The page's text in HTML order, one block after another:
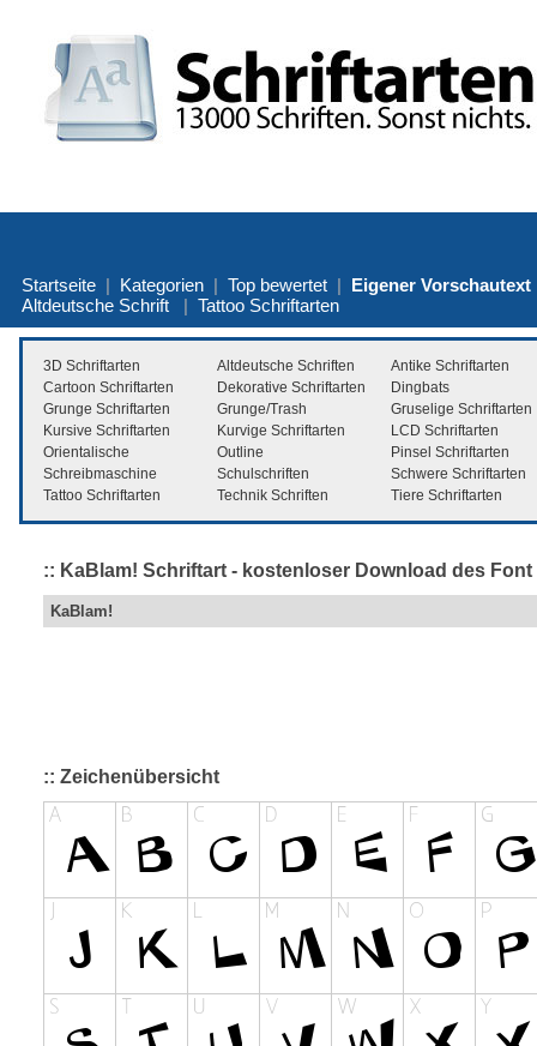
Startseite | Kategorien | Top bewertet | Eigener Vorschautext
Altdeutsche Schrift | Tattoo Schriftarten
3D Schriftarten Altdeutsche Schriften
Antike Schriftarten
Cartoon Schriftarten
Dekorative Schriftarten
Dingbats
Grunge Schriftarten
Grunge/Trash
Gruselige Schriftarten
Kursive Schriftarten
Kurvige Schriftarten
LCD Schriftarten
Orientalische
Outline
Pinsel Schriftarten
Schreibmaschine
Schulschriften
Schwere Schriftarten
Tattoo Schriftarten
Technik Schriften Tiere Schriftarten
:: KaBlam! Schriftart - kostenloser Download des
KaBlam!
:: Zeichenübersicht